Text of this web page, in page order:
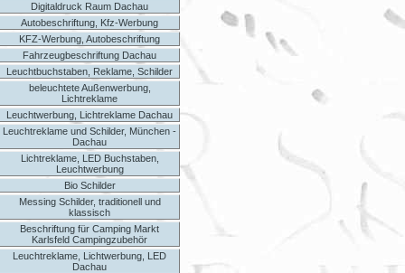
Digitaldruck Raum Dachau
Autobeschriftung, Kfz-Werbung
KFZ-Werbung, Autobeschriftung
Fahrzeugbeschriftung Dachau
Leuchtbuchstaben, Reklame, Schilder
beleuchtete Außenwerbung,
Lichtreklame
Leuchtwerbung, Lichtreklame Dachau
Leuchtreklame und Schilder, München -
Dachau
Lichtreklame, LED Buchstaben,
Leuchtwerbung
Bio Schilder
Messing Schilder, traditionell und
klassisch
Beschriftung für Camping Markt
Karlsfeld Campingzubehör
Leuchtreklame, Lichtwerbung, LED
Dachau